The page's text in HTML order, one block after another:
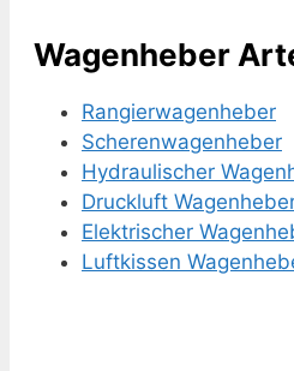
Wagenheber
Rangierwagenheber
Scherenwagenheber
Hydraulischer
Druckluft
Elektrischer
Luftkissen